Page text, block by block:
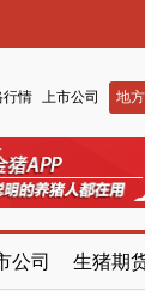
行情 上市公司 地方
公司 生猪期